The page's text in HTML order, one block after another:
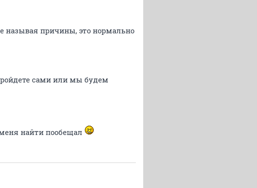
называя причины, это нормально
сами или мы будем
найти пообещал